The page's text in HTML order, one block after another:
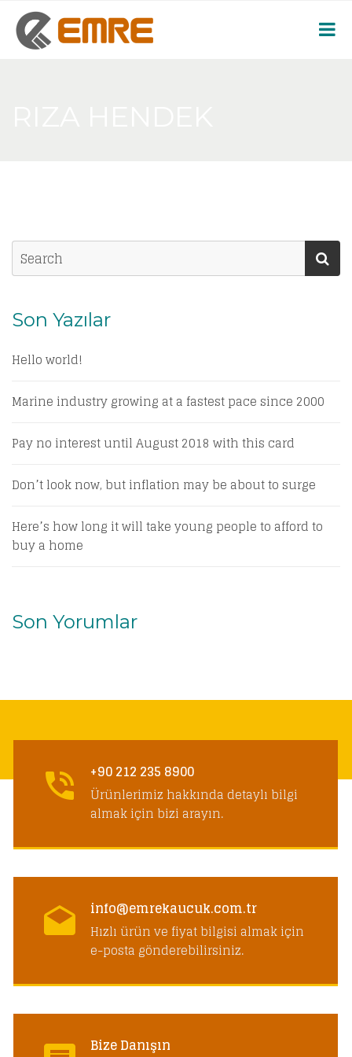
Son Yazılar
Hello world!
Marine industry growing at a fastest pace since 2000
Pay no interest until August 2018 with this card
Don’t look now, but inflation may be about to surge
Here’s how long it will take young people to afford to
buy a home
Son Yorumlar
+90 212 235 8900
Ürünlerimiz hakkında detaylı bilgi
almak için bizi arayın.
info@emrekaucuk.com.tr
Hızlı ürün ve fiyat bilgisi almak için
e-posta gönderebilirsiniz.
Bize Danışın